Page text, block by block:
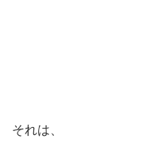
それは、